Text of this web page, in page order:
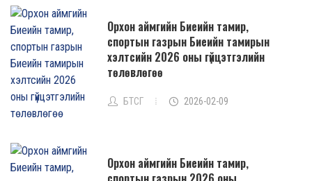
Орхон аймгийн Биеийн тамир,
спортын газрын Биеийн тамирын
хэлтсийн 2026 оны гүйцэтгэлийн
төлөвлөгөө
БТСГ 2026-02-09
Орхон аймгийн Биеийн тамир,